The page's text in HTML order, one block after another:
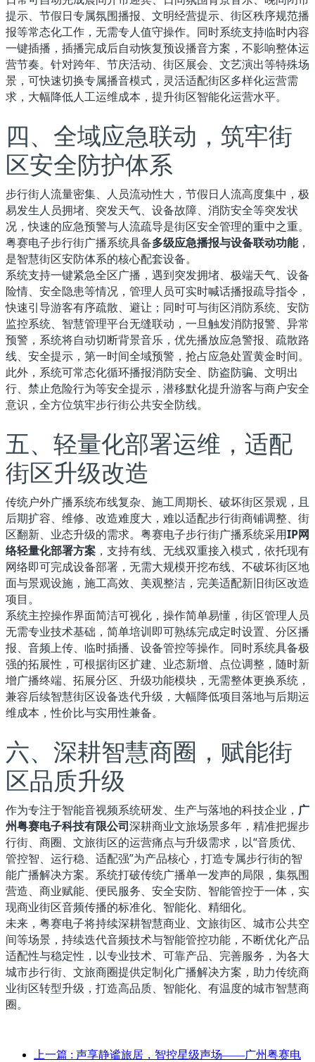
提示、节假日专属氛围播报、文明经营提示、街区秩序规范播
报等常态化工作，无需专人值守操作。同时系统支持临时内容
一键插播，插播完成后自动恢复预设播音方案，不影响整体运
营节奏。针对跨年、节庆活动、街区展会、文艺演出等特殊场
景，可快速切换专属播音模式，灵活适配街区多样化运营需
求，大幅降低人工运维成本，提升街区智能化运营水平。
四、全域应急联动，筑牢街
区安全防护体系
步行街人流量密集、人员流动性大，节假日人流高度集中，极
易发生人员拥堵、突发天气、设备故障、消防安全等突发状
况，快速的应急预警与人流疏导是街区安全管理的重中之重。
粤赛电子步行街广播系统具备多级应急播报与设备联动功能，
是智慧街区安防体系的核心配套设备。
系统支持一键紧急全区广播，遇到突发拥堵、极端天气、设备
险情、安全隐患等情况，管理人员可实时喊话播报疏导指令，
快速引导游客有序疏散、避让；同时可与街区消防系统、安防
监控系统、智慧管理平台无缝联动，一旦触发消防报警、异常
预警，系统将自动切断背景音乐，优先播放应急警报、疏散路
线、安全提示，第一时间全域预警，抢占应急处置黄金时间。
此外，系统可常态化循环播报消防安全、防盗防骗、文明出
行、禁止危险行为等安全提示，潜移默化提升游客与商户安全
意识，全方位筑牢步行街公共安全防线。
五、轻量化部署运维，适配
街区升级改造
传统户外广播系统布线复杂、施工周期长、破坏街区景观，且
后期扩容、维修、改造难度大，难以适配步行街商铺调整、街
区翻新、业态升级的需求。粤赛电子步行街广播系统采用IP网
络轻量化部署方案 ，支持有线、无线双重接入模式，依托现有
网络即可完成设备部署，无需大规模开挖布线、不破坏街区地
面与景观设施，施工高效、美观整洁，完美适配新旧街区改造
项目。
系统主控操作界面简洁可视化，操作简单易懂，街区管理人员
无需专业技术基础，简单培训即可熟练完成定时设置、分区播
报、音频上传、临时插播、设备管控等操作。同时系统具备极
强的拓展性，可根据街区扩建、业态新增、点位调整，随时新
增广播终端、拓展分区、升级功能模块，无需整体更换系统，
兼容后续智慧街区设备迭代升级，大幅降低项目落地与后期运
维成本，性价比与实用性兼备。
六、深耕智慧商圈，赋能街
区品质升级
作为专注于智能音视频系统研发、生产与落地的科技企业， 广
州粤赛电子科技有限公司深耕商业文旅场景多年，精准把握步
行街、商圈、文旅街区的运营痛点与升级需求，以“音质优、
管控智、运行稳、适配强”为产品核心，打造专属步行街的智
能广播解决方案。系统打破传统广播单一发声的局限，集氛围
营造、商业赋能、便民服务、安全安防、智能管控于一体，实
现商业街区音频传播的标准化、智能化、精细化。
未来，粤赛电子将持续深耕智慧商业、文旅街区、城市公共空
间等场景，持续迭代音频技术与智能管控功能，不断优化产品
适配性与稳定性，以专业技术、可靠产品、完善服务，为各大
城市步行街、文旅商圈提供定制化广播解决方案，助力传统商
业街区转型升级，打造高品质、智能化、有温度的城市智慧商
圈。
上一篇 : 声享静谧旅居，智控星级声场——广州粤赛电